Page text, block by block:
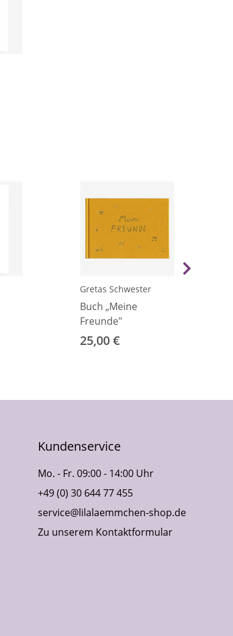
Gretas Schwester
Buch „Meine
Freunde"
25,00 €
Kundenservice
Mo. - Fr. 09:00 - 14:00 Uhr
+49 (0) 30 644 77 455
service@lilalaemmchen-shop.de
Zu unserem Kontaktformular